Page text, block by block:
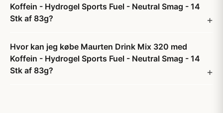
Koffein - Hydrogel Sports Fuel - Neutral Smag - 14
Stk af 83g?
Hvor kan jeg købe Maurten Drink Mix 320 med
Koffein - Hydrogel Sports Fuel - Neutral Smag - 14
Stk af 83g?